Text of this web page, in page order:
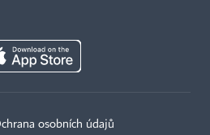
osobních údajů